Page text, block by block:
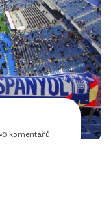
0 komentářů